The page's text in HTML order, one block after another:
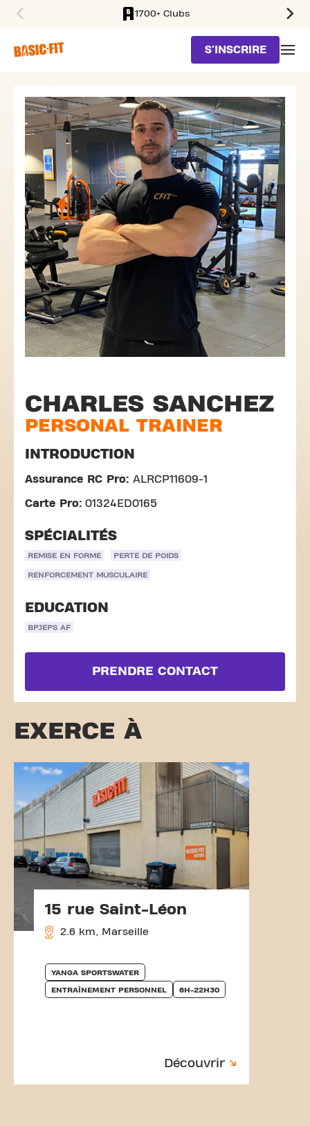
1700+ Clubs
S'INSCRIRE
CHARLES SANCHEZ
PERSONAL TRAINER
INTRODUCTION
Assurance RC Pro: ALRCP11609-1
Carte Pro: 01324ED0165
SPÉCIALITÉS
REMISE EN FORME PERTE DE POIDS
RENFORCEMENT MUSCULAIRE
EDUCATION
BPJEPS AF
PRENDRE CONTACT
EXERCE À
15 rue Saint-Léon
2.6 km, Marseille
YANGA SPORTSWATER
ENTRAÎNEMENT PERSONNEL 6H-22H30
Découvrir